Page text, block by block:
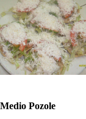
Medio Pozole